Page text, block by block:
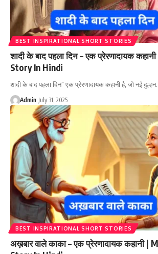
BEST INSPIRATIONAL SHORT STORIES
शादी के बाद पहला दिन – एक प्रेरणादायक
Story In Hindi
शादी के बाद पहला दिन" एक प्रेरणादायक कहानी है, जो नई
Admin July 31, 2025
BEST INSPIRATIONAL SHORT STORIES
अख़बार वाले काका – एक प्रेरणादायक कहानी